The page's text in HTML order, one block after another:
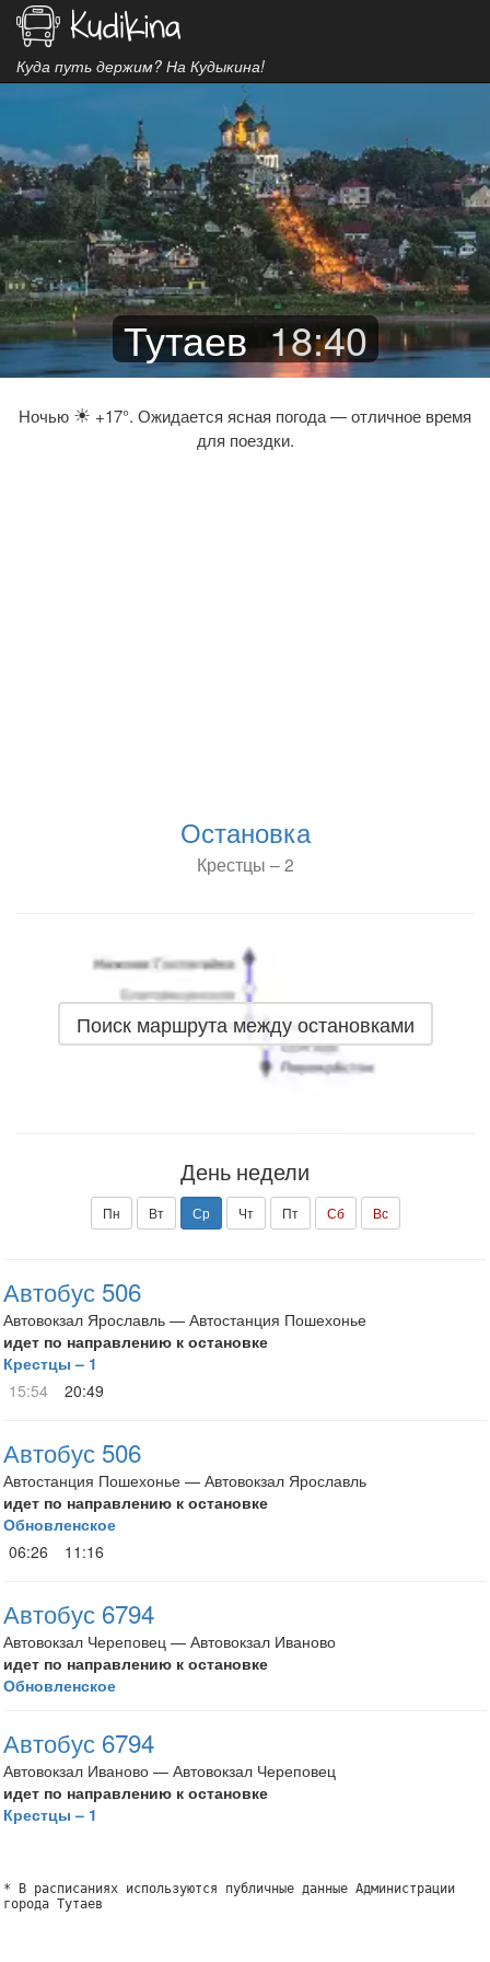
Куда путь держим? На Кудыкина!
Тутаев 18:40
Ночью ☀ +17°. Ожидается ясная погода — отличное время
для поездки.
Остановка
Крестцы – 2
Поиск маршрута между остановками
День недели
Пн Вт Ср Чт Пт Сб Вс
Автобус 506
Автовокзал Ярославль — Автостанция Пошехонье
идет по направлению к остановке
Крестцы – 1
15:54
20:49
Автобус 506
Автостанция Пошехонье — Автовокзал Ярославль
идет по направлению к остановке
Обновленское
06:26
11:16
Автобус 6794
Автовокзал Череповец — Автовокзал Иваново
идет по направлению к остановке
Обновленское
Автобус 6794
Автовокзал Иваново — Автовокзал Череповец
идет по направлению к остановке
Крестцы – 1
* В расписаниях используются публичные данные Администрации
города Тутаев